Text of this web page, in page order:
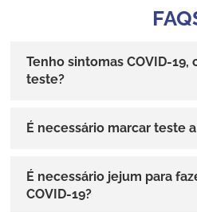
Tenho sintomas COVID-19,
teste?
É necessário marcar teste a
É necessário jejum para
COVID-19?